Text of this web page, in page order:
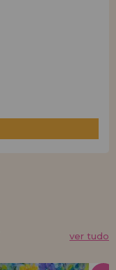
ver tudo